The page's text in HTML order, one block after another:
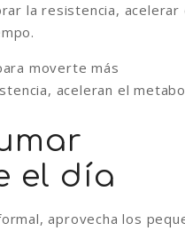
la resistencia, acelerar
aceleran el
el día
aprovecha los